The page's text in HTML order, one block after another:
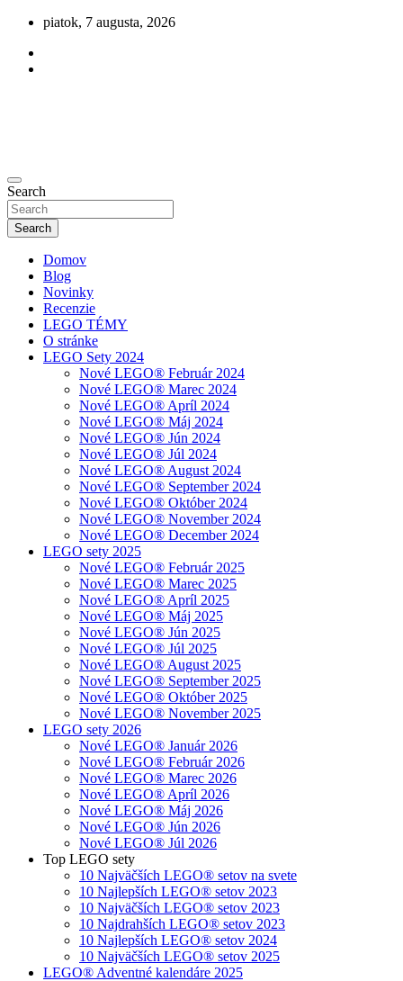
Skip
content
piatok, 7 augusta, 2026
olegu.sk
Novinky zo sveta LEGO
Search
Search
Domov
Blog
Novinky
Recenzie
LEGO TÉMY
O stránke
LEGO Sety 2024
Nové LEGO® Február 2024
Nové LEGO® Marec 2024
Nové LEGO® Apríl 2024
Nové LEGO® Máj 2024
Nové LEGO® Jún 2024
Nové LEGO® Júl 2024
Nové LEGO® August 2024
Nové LEGO® September 2024
Nové LEGO® Október 2024
Nové LEGO® November 2024
Nové LEGO® December 2024
LEGO sety 2025
Nové LEGO® Február 2025
Nové LEGO® Marec 2025
Nové LEGO® Apríl 2025
Nové LEGO® Máj 2025
Nové LEGO® Jún 2025
Nové LEGO® Júl 2025
Nové LEGO® August 2025
Nové LEGO® September 2025
Nové LEGO® Október 2025
Nové LEGO® November 2025
LEGO sety 2026
Nové LEGO® Január 2026
Nové LEGO® Február 2026
Nové LEGO® Marec 2026
Nové LEGO® Apríl 2026
Nové LEGO® Máj 2026
Nové LEGO® Jún 2026
Nové LEGO® Júl 2026
Top LEGO sety
10 Najväčších LEGO® setov na svete
10 Najlepších LEGO® setov 2023
10 Najväčších LEGO® setov 2023
10 Najdrahších LEGO® setov 2023
10 Najlepších LEGO® setov 2024
10 Najväčších LEGO® setov 2025
LEGO® Adventné kalendáre 2025